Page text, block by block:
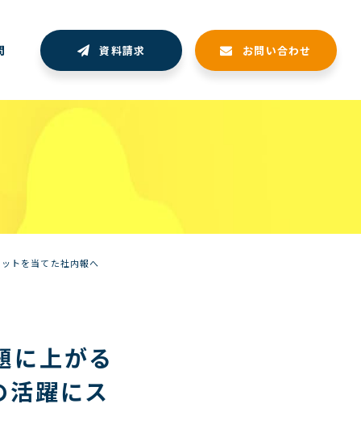
資料請求 お問い合わせ
トを当てた社内報へ
に上がる
躍にス